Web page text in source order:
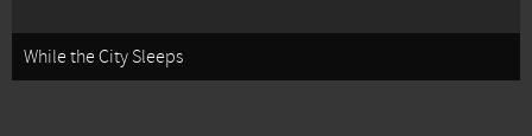
While the City Sleeps